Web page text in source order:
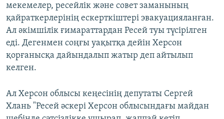
720p 1080p
720p
1080p
мекемелер, ресейлік және совет заманының
қайраткерлерінің ескерткіштері эвакуацияланған.
Ал әкімшілік ғимараттардан Ресей туы түсірілген
еді. Дегенмен соңғы уақытқа дейін Херсон
қорғанысқа дайындалып жатыр деп айтылып
келген.
Ал Херсон облысы кеңесінің депутаты Сергей
Хлань "Ресей әскері Херсон облысындағы майдан